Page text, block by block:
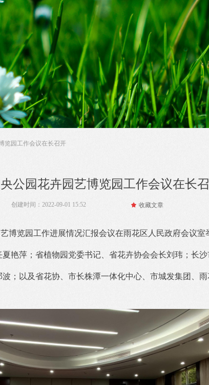
览园工作会议在长召开
创建时间： 2022-09-01 15:52
公园花卉园艺博览园工作会议在长
博览园工作进展情况汇报会议在雨花区人民政府会议
艳萍；省植物园党委书记、省花卉协会会长刘玮；长
；以及省花协、市长株潭一体化中心、市城发集团、
끄 收藏文章